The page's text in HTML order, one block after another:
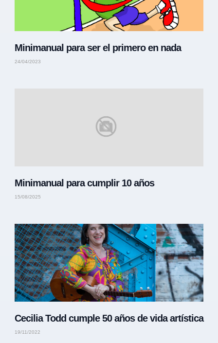
Minimanual para ser el primero en nada
24/04/2023
Minimanual para cumplir 10 años
15/08/2025
Cecilia Todd cumple 50 años de vida artística
19/11/2022